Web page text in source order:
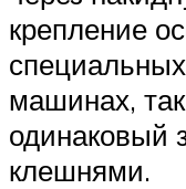
крепление
машинах,
одинаковый
клешнями.